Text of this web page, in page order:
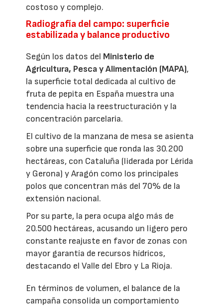
costoso y complejo.
Radiografía del campo: superficie
estabilizada y balance productivo
Según los datos del Ministerio de
Agricultura, Pesca y Alimentación (MAPA),
la superficie total dedicada al cultivo de
fruta de pepita en España muestra una
tendencia hacia la reestructuración y la
concentración parcelaria.
El cultivo de la manzana de mesa se asienta
sobre una superficie que ronda las 30.200
hectáreas, con Cataluña (liderada por Lérida
y Gerona) y Aragón como los principales
polos que concentran más del 70% de la
extensión nacional.
Por su parte, la pera ocupa algo más de
20.500 hectáreas, acusando un ligero pero
constante reajuste en favor de zonas con
mayor garantía de recursos hídricos,
destacando el Valle del Ebro y La Rioja.
En términos de volumen, el balance de la
campaña consolida un comportamiento